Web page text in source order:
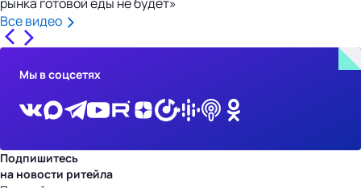
Все видео
Мы в соцсетях
Подпишитесь
на новости ритейла